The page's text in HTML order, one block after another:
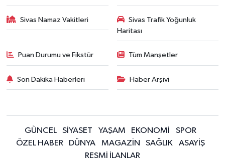
Sivas Namaz Vakitleri
Sivas Trafik Yoğunluk
Haritası
Puan Durumu ve Fikstür Tüm Manşetler
Son Dakika Haberleri Haber Arşivi
GÜNCEL SİYASET YAŞAM EKONOMİ
SPOR
ÖZEL HABER
DÜNYA MAGAZİN SAĞLIK
ASAYİŞ
RESMİ İLANLAR